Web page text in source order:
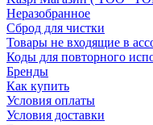
Неразобранное
Сброд для чистки
Товары не входящие в
Коды для повторного
Бренды
Как купить
Условия оплаты
Условия доставки